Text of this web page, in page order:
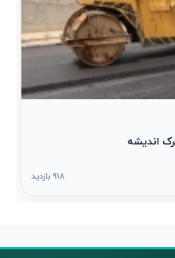
918 بازدید